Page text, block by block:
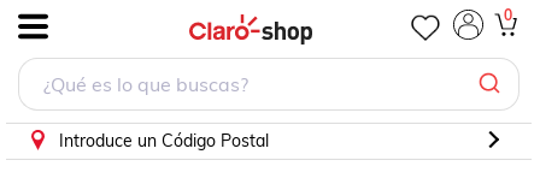
0
Introduce un Código Postal